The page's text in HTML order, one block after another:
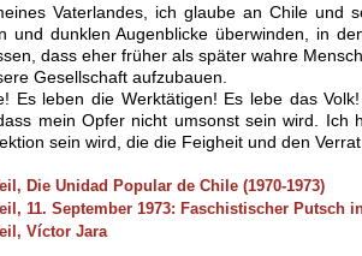
Vaterlandes, ich glaube an Chile und
und dunklen Augenblicke überwinden, in
dass eher früher als später wahre
Gesellschaft aufzubauen.
Es leben die Werktätigen! Es lebe das
mein Opfer nicht umsonst sein wird. Ich
sein wird, die die Feigheit und den
Die Unidad Popular de Chile (1970-1973)
11. September 1973: Faschistischer Putsch
Víctor Jara